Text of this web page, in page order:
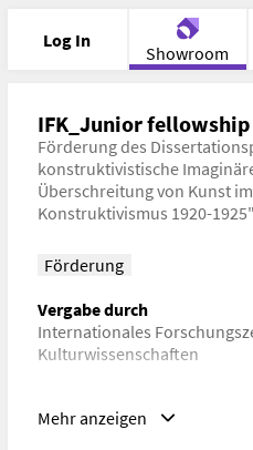
Log In
Showroom
Portfolio Image
Meet
IFK_Junior fellowship
Förderung des
konstruktivistische
Überschreitung von Kunst
Konstruktivismus 1920-1925"
Förderung
Vergabe durch
Internationales
Kulturwissenschaften
Kunstgeschichte,
Mehr anzeigen